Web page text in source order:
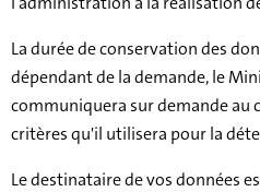
La durée de conservation des
dépendant de la demande, le
communiquera sur demande au
critères qu'il utilisera pour la
Le destinataire de vos données